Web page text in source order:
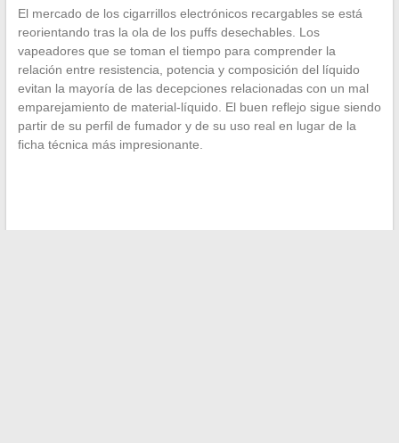
El mercado de los cigarrillos electrónicos recargables se está
reorientando tras la ola de los puffs desechables. Los
vapeadores que se toman el tiempo para comprender la
relación entre resistencia, potencia y composición del líquido
evitan la mayoría de las decepciones relacionadas con un mal
emparejamiento de material-líquido. El buen reflejo sigue siendo
partir de su perfil de fumador y de su uso real en lugar de la
ficha técnica más impresionante.